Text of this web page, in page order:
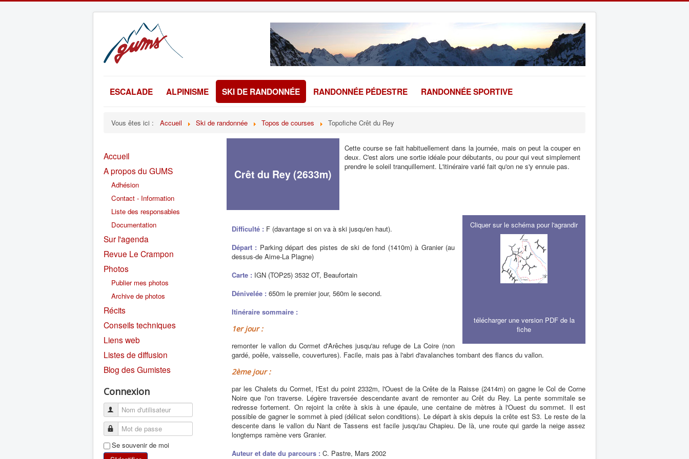
ESCALADE ALPINISME SKI DE RANDONNÉE RANDONNÉE PÉDESTRE RANDONNÉE SPORTIVE
Vous êtes ici : Accueil Ski de randonnée Topos de courses Topofiche Crêt du Rey
Accueil
A propos du GUMS
Adhésion
Contact - Information
Liste des responsables
Documentation
Sur l'agenda
Revue Le Crampon
Photos
Publier mes photos
Archive de photos
Récits
Conseils techniques
Liens web
Listes de diffusion
Blog des Gumistes
Connexion
Se souvenir de moi
Crêt du Rey (2633m)
Cette course se fait habituellement dans la journée, mais on peut la couper en
deux. C'est alors une sortie idéale pour débutants, ou pour qui veut simplement
prendre le soleil tranquillement. L'itinéraire varié fait qu'on ne s'y ennuie pas.
Cliquer sur le schéma pour l'agrandir
télécharger une version PDF de la
fiche
Difficulté : F (davantage si on va à ski jusqu'en haut).
Départ : Parking départ des pistes de ski de fond (1410m) à Granier (au
dessus-de Aime-La Plagne)
Carte : IGN (TOP25) 3532 OT, Beaufortain
Dénivelée : 650m le premier jour, 560m le second.
Itinéraire sommaire :
1er jour :
remonter le vallon du Cormet d'Arêches jusqu'au refuge de La Coire (non
gardé, poêle, vaisselle, couvertures). Facile, mais pas à l'abri d'avalanches tombant des flancs du vallon.
2ème jour :
par les Chalets du Cormet, l'Est du point 2332m, l'Ouest de la Crête de la Raisse (2414m) on gagne le Col de Corne
Noire que l'on traverse. Légère traversée descendante avant de remonter au Crêt du Rey. La pente sommitale se
redresse fortement. On rejoint la crête à skis à une épaule, une centaine de mètres à l'Ouest du sommet. Il est
possible de gagner le sommet à pied (délicat selon conditions). Le départ à skis depuis la crête est S3. Le reste de la
descente dans le vallon du Nant de Tassens est facile jusqu'au Chapieu. De là, une route qui garde la neige assez
longtemps ramène vers Granier.
Auteur et date du parcours : C. Pastre, Mars 2002